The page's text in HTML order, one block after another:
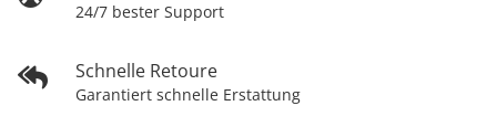
24/7 bester Support
Schnelle Retoure
Garantiert schnelle Erstattung